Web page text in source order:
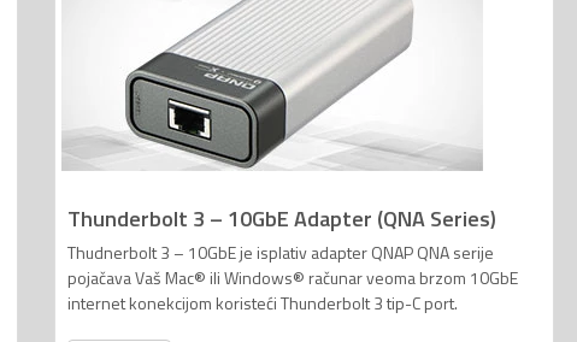
Thunderbolt 3 – 10GbE Adapter (QNA Series)
Thudnerbolt 3 – 10GbE je isplativ adapter QNAP QNA serije
pojačava Vaš Mac® ili Windows® računar veoma brzom 10GbE
internet konekcijom koristeći Thunderbolt 3 tip-C port.